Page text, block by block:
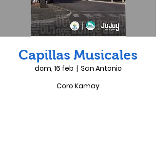
Capillas Musicales
dom, 16 feb
  |
San Antonio
Coro Kamay